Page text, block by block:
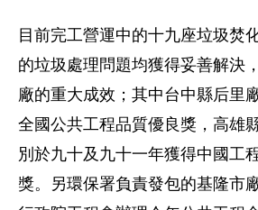
目前完工營運中的十九座垃圾焚
的垃圾處理問題均獲得妥善解決
廠的重大成效；其中台中縣后里
全國公共工程品質優良獎，高雄
別於九十及九十一年獲得中國工
獎。另環保署負責發包的基隆市